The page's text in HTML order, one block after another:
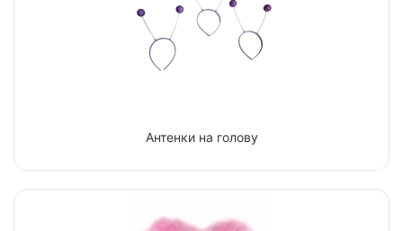
Антенки на голову